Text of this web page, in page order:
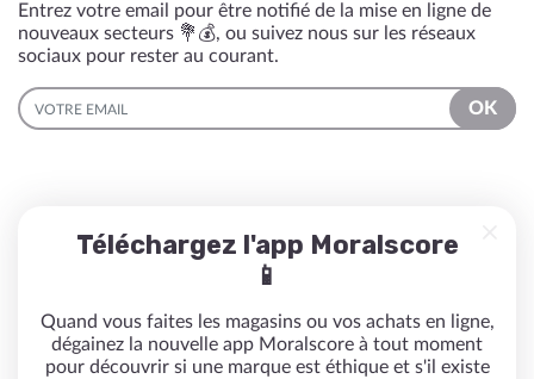
Entrez votre email pour être notifié de la mise en ligne de
nouveaux secteurs 💐💰, ou suivez nous sur les réseaux
sociaux pour rester au courant.
EMAIL
OK
Téléchargez l'app Moralscore
📱
Quand vous faites les magasins ou vos achats en ligne,
dégainez la nouvelle app Moralscore à tout moment
pour découvrir si une marque est éthique et s'il existe